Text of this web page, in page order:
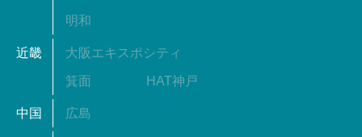
明和
近畿 大阪エキスポシティ
箕面 HAT神戸
中国 広島